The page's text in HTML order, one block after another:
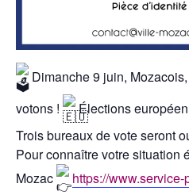
Dimanche 9 juin,
votons !
Élections
Trois bureaux de vote seront
Pour connaître votre situation
Mozac
https://